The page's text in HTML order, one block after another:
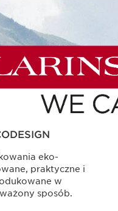
eko-
praktyczne i
w
sposób.